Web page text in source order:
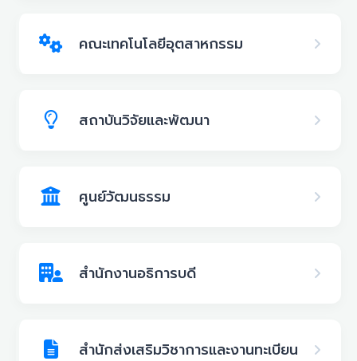
คณะเทคโนโลยีอุตสาหกรรม
สถาบันวิจัยและพัฒนา
ศูนย์วัฒนธรรม
สำนักงานอธิการบดี
สำนักส่งเสริมวิชาการและงานทะเบียน